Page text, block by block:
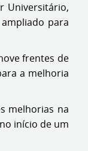
Universitário,
para
frentes de
a melhoria
melhorias na
início de um